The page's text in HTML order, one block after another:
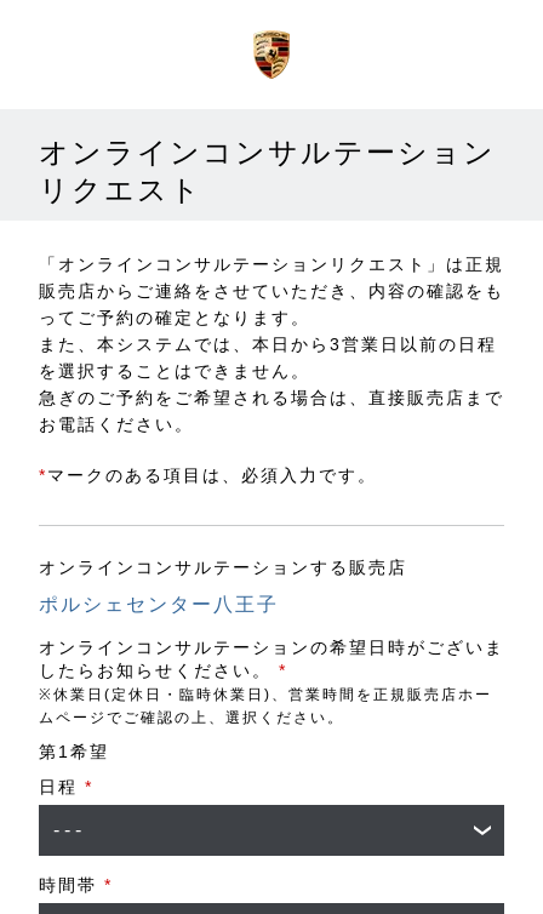
オンラインコンサルテーション
リクエスト
「オンラインコンサルテーションリクエスト」は正規
販売店からご連絡をさせていただき、内容の確認をも
ってご予約の確定となります。
また、本システムでは、本日から3営業日以前の日程
を選択することはできません。
急ぎのご予約をご希望される場合は、直接販売店まで
お電話ください。
*マークのある項目は、必須入力です。
オンラインコンサルテーションする販売店
ポルシェセンター八王子
オンラインコンサルテーションの希望日時がございま
したらお知らせください。 *
※休業日(定休日・臨時休業日)、営業時間を正規販売店ホー
ムページでご確認の上、選択ください。
第1希望
日程 *
時間帯 *